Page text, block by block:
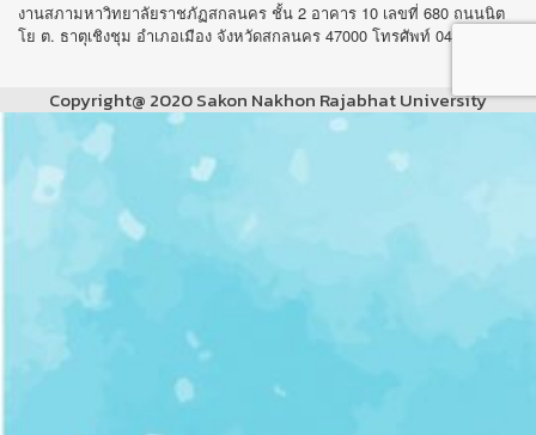
งานสภามหาวิทยาลัยราชภัฏสกลนคร ชั้น 2 อาคาร 10 เลขที่ 680 ถนนนิต
โย ต. ธาตุเชิงชุม อำเภอเมือง จังหวัดสกลนคร 47000 โทรศัพท์ 042-970105
Copyright@ 2020 Sakon Nakhon Rajabhat University